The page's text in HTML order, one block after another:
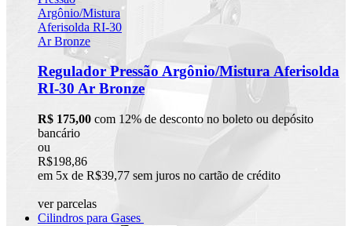
Regulador Pressão Argônio/Mistura Aferisolda
RI-30 Ar Bronze
R$ 175,00 com 12% de desconto no boleto ou depósito
bancário
ou
R$198,86
em 5x de R$39,77 sem juros no cartão de crédito
ver parcelas
Cilindros para Gases